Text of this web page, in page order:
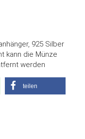
925 Silber
kann die Münze
werden
teilen